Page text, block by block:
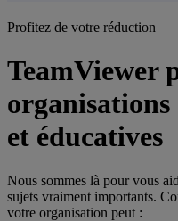
Profitez de votre réduction
TeamViewer
et éducatives
Nous sommes là pour vous
sujets vraiment importants.
votre organisation peut :